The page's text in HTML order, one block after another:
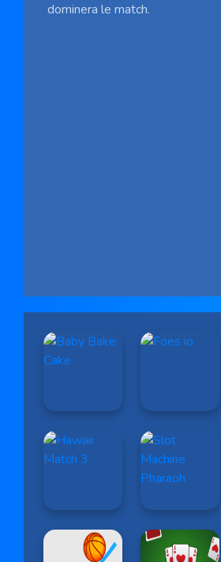
dominera le match.